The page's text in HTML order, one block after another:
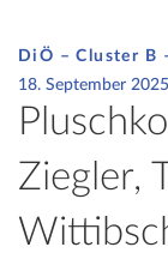
DiÖ – Cluster B
18. September 2025
Ziegler,